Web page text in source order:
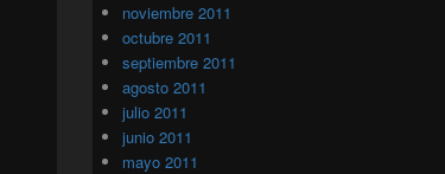
noviembre 2011
octubre 2011
septiembre 2011
agosto 2011
julio 2011
junio 2011
mayo 2011